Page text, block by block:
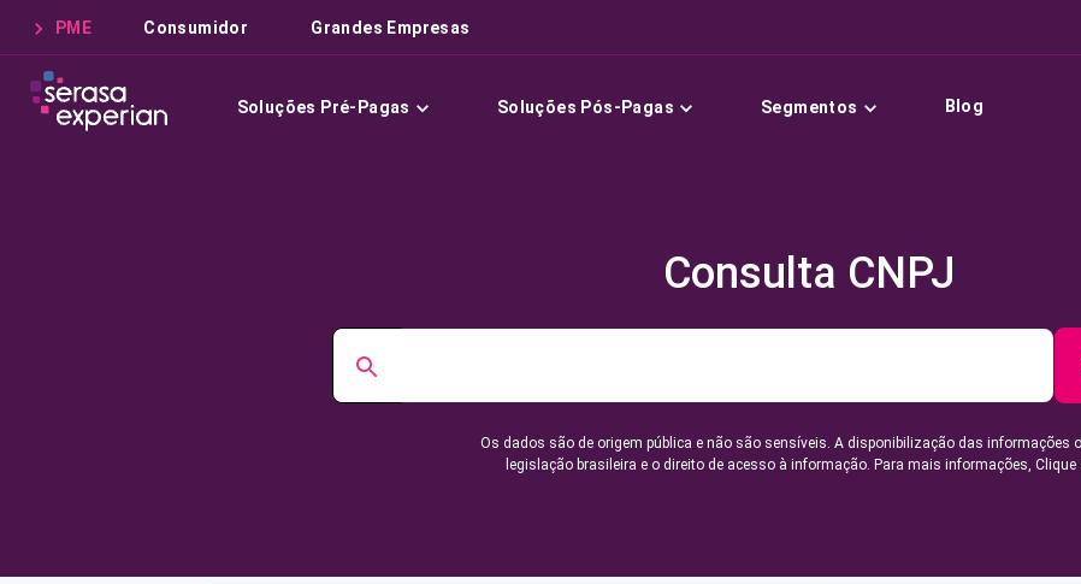
PME Consumidor Grandes Empresas
Soluções Pré-Pagas Soluções Pós-Pagas Segmentos Blog
Consulta CNPJ
Os dados são de origem pública e não são sensíveis. A disponibilização das informações
legislação brasileira e o direito de acesso à informação. Para mais informações, Clique